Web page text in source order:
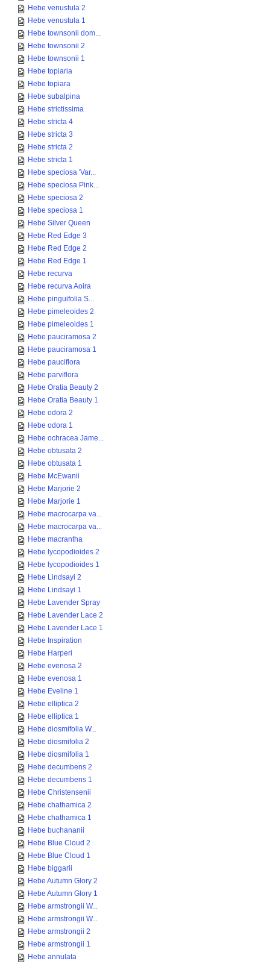
Hebe venustula 2
Hebe venustula 1
Hebe townsonii dom...
Hebe townsonii 2
Hebe townsonii 1
Hebe topiaria
Hebe topiara
Hebe subalpina
Hebe strictissima
Hebe stricta 4
Hebe stricta 3
Hebe stricta 2
Hebe stricta 1
Hebe speciosa 'Var...
Hebe speciosa Pink...
Hebe speciosa 2
Hebe speciosa 1
Hebe Silver Queen
Hebe Red Edge 3
Hebe Red Edge 2
Hebe Red Edge 1
Hebe recurva
Hebe recurva Aoira
Hebe pinguifolia S...
Hebe pimeleoides 2
Hebe pimeleoides 1
Hebe pauciramosa 2
Hebe pauciramosa 1
Hebe pauciflora
Hebe parviflora
Hebe Oratia Beauty 2
Hebe Oratia Beauty 1
Hebe odora 2
Hebe odora 1
Hebe ochracea Jame...
Hebe obtusata 2
Hebe obtusata 1
Hebe McEwanii
Hebe Marjorie 2
Hebe Marjorie 1
Hebe macrocarpa va...
Hebe macrocarpa va...
Hebe macrantha
Hebe lycopodioides 2
Hebe lycopodioides 1
Hebe Lindsayi 2
Hebe Lindsayi 1
Hebe Lavender Spray
Hebe Lavender Lace 2
Hebe Lavender Lace 1
Hebe Inspiration
Hebe Harperi
Hebe evenosa 2
Hebe evenosa 1
Hebe Eveline 1
Hebe elliptica 2
Hebe elliptica 1
Hebe diosmifolia W...
Hebe diosmifolia 2
Hebe diosmifolia 1
Hebe decumbens 2
Hebe decumbens 1
Hebe Christensenii
Hebe chathamica 2
Hebe chathamica 1
Hebe buchananii
Hebe Blue Cloud 2
Hebe Blue Cloud 1
Hebe biggarii
Hebe Autumn Glory 2
Hebe Autumn Glory 1
Hebe armstrongii W...
Hebe armstrongii W...
Hebe armstrongii 2
Hebe armstrongii 1
Hebe annulata